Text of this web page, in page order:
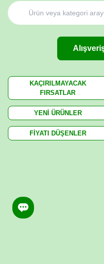
KAÇIRILMAYACAK
FIRSATLAR
YENİ ÜRÜNLER
FİYATI DÜŞENLER